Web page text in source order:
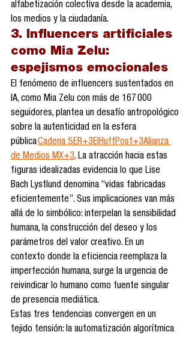
alfabetización colectiva desde la academia,
los medios y la ciudadanía.
3. Influencers artificiales
como Mia Zelu:
espejismos emocionales
El fenómeno de influencers sustentados en
IA, como Mia Zelu con más de 167 000
seguidores, plantea un desafío antropológico
sobre la autenticidad en la esfera
pública Cadena SER+3ElHuffPost+3Alianza
de Medios MX+3. La atracción hacia estas
figuras idealizadas evidencia lo que Lise
Bach Lystlund denomina “vidas fabricadas
eficientemente”. Sus implicaciones van más
allá de lo simbólico: interpelan la sensibilidad
humana, la construcción del deseo y los
parámetros del valor creativo. En un
contexto donde la eficiencia reemplaza la
imperfección humana, surge la urgencia de
reivindicar lo humano como fuente singular
de presencia mediática.
Estas tres tendencias convergen en un
tejido tensión: la automatización algorítmica